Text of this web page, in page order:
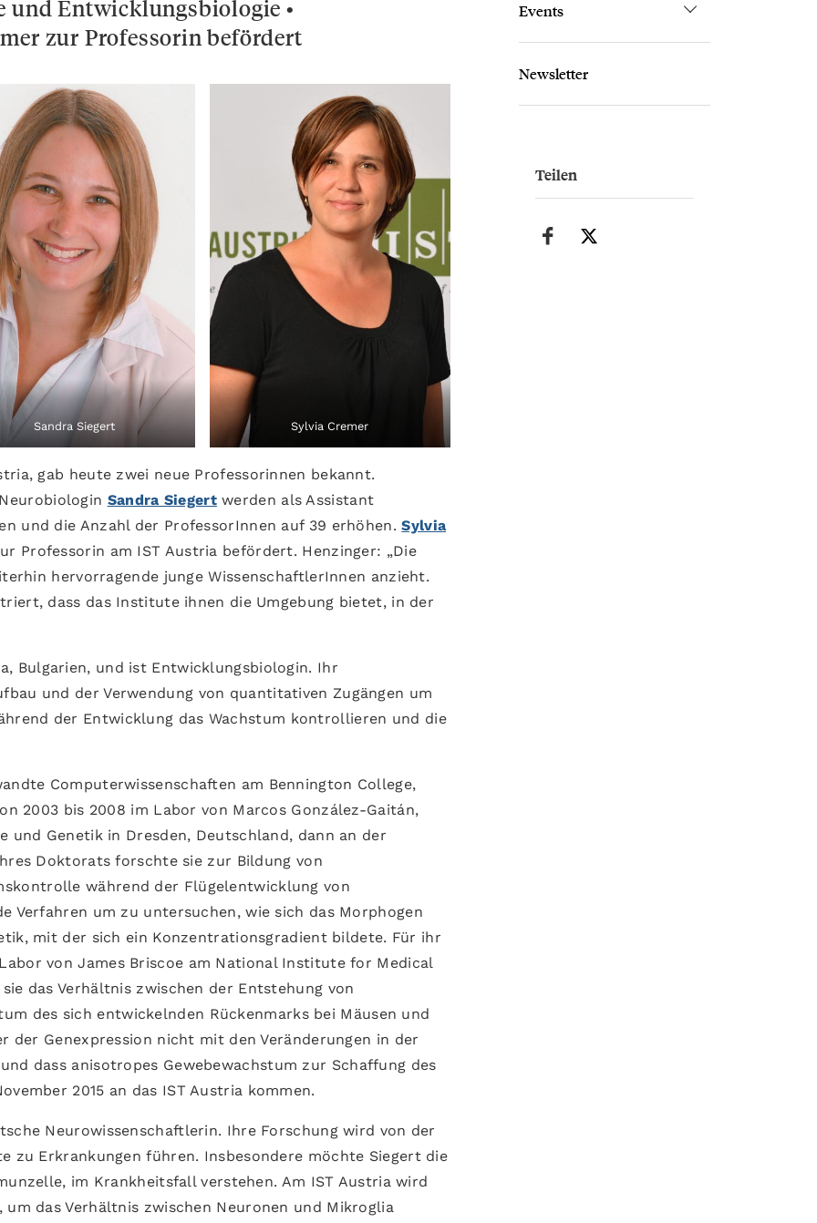
und Entwicklungsbiologie •
zur Professorin befördert
Sandra Siegert Sylvia Cremer
gab heute zwei neue Professorinnen bekannt.
Sandra Siegert werden als Assistant
und die Anzahl der ProfessorInnen auf 39 erhöhen.Sylvia
Professorin am IST Austria befördert. Henzinger: „Die
hervorragende junge WissenschaftlerInnen anzieht.
dass das Institute ihnen die Umgebung bietet, in der
Bulgarien, und ist Entwicklungsbiologin. Ihr
und der Verwendung von quantitativen Zugängen um
der Entwicklung das Wachstum kontrollieren und die
Computerwissenschaften am Bennington College,
2003 bis 2008 im Labor von Marcos González-Gaitán,
und Genetik in Dresden, Deutschland, dann an der
Doktorats forschte sie zur Bildung von
während der Flügelentwicklung von
Verfahren um zu untersuchen, wie sich das Morphogen
mit der sich ein Konzentrationsgradient bildete. Für ihr
von James Briscoe am National Institute for Medical
das Verhältnis zwischen der Entstehung von
des sich entwickelnden Rückenmarks bei Mäusen und
der Genexpression nicht mit den Veränderungen in der
dass anisotropes Gewebewachstum zur Schaffung des
2015 an das IST Austria kommen.
Neurowissenschaftlerin. Ihre Forschung wird von der
zu Erkrankungen führen. Insbesondere möchte Siegert die
im Krankheitsfall verstehen. Am IST Austria wird
das Verhältnis zwischen Neuronen und Mikroglia
Events
Newsletter
Teilen